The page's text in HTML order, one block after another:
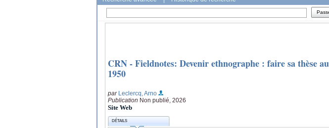
CRN - Fieldnotes: Devenir ethnographe : faire sa thèse
1950
par Leclercq, Arno
Publication Non publié, 2026
Site Web
DÉTAILS